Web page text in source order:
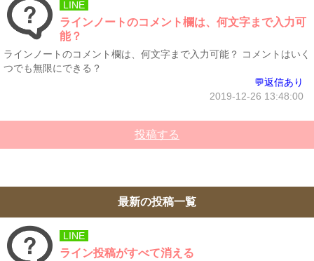
LINE
ラインノートのコメント欄は、何文字まで入力可
能？
ラインノートのコメント欄は、何文字まで入力可能？ コメントはいく
つでも無限にできる？
💬返信あり
2019-12-26 13:48:00
投稿する
最新の投稿一覧
LINE
ライン投稿がすべて消える